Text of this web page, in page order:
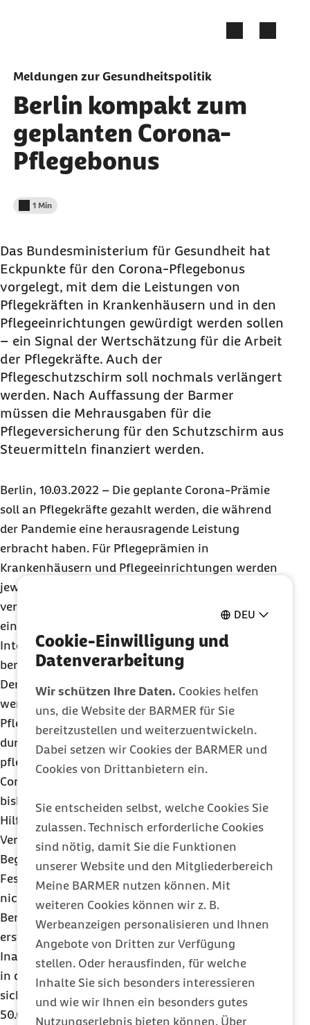
DEU
Cookie-Einwilligung und
Datenverarbeitung
Wir schützen Ihre Daten. Cookies helfen
uns, die Website der BARMER für Sie
bereitzustellen und weiterzuentwickeln.
Dabei setzen wir Cookies der BARMER und
Cookies von Drittanbietern ein.
Sie entscheiden selbst, welche Cookies Sie
zulassen. Technisch erforderliche Cookies
sind nötig, damit Sie die Funktionen
unserer Website und den Mitgliederbereich
Meine BARMER nutzen können. Mit
weiteren Cookies können wir z. B.
Werbeanzeigen personalisieren und Ihnen
Angebote von Dritten zur Verfügung
stellen. Oder herausfinden, für welche
Inhalte Sie sich besonders interessieren
und wie wir Ihnen ein besonders gutes
Nutzungserlebnis bieten können. Über
Meldungen zur Gesundheitspolitik
Berlin kompakt zum
geplanten Corona-
Pflegebonus
Lesedauer weniger als
1 Min
Das Bundesministerium für Gesundheit hat
Eckpunkte für den Corona-Pflegebonus
vorgelegt, mit dem die Leistungen von
Pflegekräften in Krankenhäusern und in den
Pflegeeinrichtungen gewürdigt werden sollen
– ein Signal der Wertschätzung für die Arbeit
der Pflegekräfte. Auch der
Pflegeschutzschirm soll nochmals verlängert
werden. Nach Auffassung der Barmer
müssen die Mehrausgaben für die
Pflegeversicherung für den Schutzschirm aus
Steuermitteln finanziert werden.
Berlin, 10.03.2022 – Die geplante Corona-Prämie
soll an Pflegekräfte gezahlt werden, die während
der Pandemie eine herausragende Leistung
erbracht haben. Für Pflegeprämien in
Krankenhäusern und Pflegeeinrichtungen werden
jeweils 500 Millionen Euro aus Bundesmitteln
verausgabt. Bei der Entscheidung darüber, wer
eine Prämie erhalten soll, wird das Personal auf
Intensivstationen in besonderem Maße
berücksichtigt werden. Berlin kompakt berichtet.
Der Pflege-Rettungsschirm soll erneut verlängert
werden, nun bis zum 30.06.2022. Die soziale
Pflegeversicherung stellt damit seit zwei Jahren
durch Sonderzahlungen sicher, dass die
pflegerische Versorgung auch während der
Corona-Pandemie gewährleistet bleibt. Nach
bisheriger Rechtslage würden die coronabedingten
Hilfen in der Pflege bis Ende März auslaufen. Die
Verordnung sieht vor, dass zum Beispiel
Begutachtungen des Medizinischen Dienstes zur
Feststellung der Pflegebedürftigkeit weiterhin
nicht in der Häuslichkeit erfolgen müssen.
Berlin kompakt berichtet schließlich über den
ersten Bericht des GKV-Spitzenverbandes über die
Inanspruchnahme digitaler Anwendungen (
in der gesetzlichen Krankenversicherung. Es zeigt
sich, dass die bisher erstattungsfähigen
DiGA
50.000 Mal verordnet wurden, das entspricht